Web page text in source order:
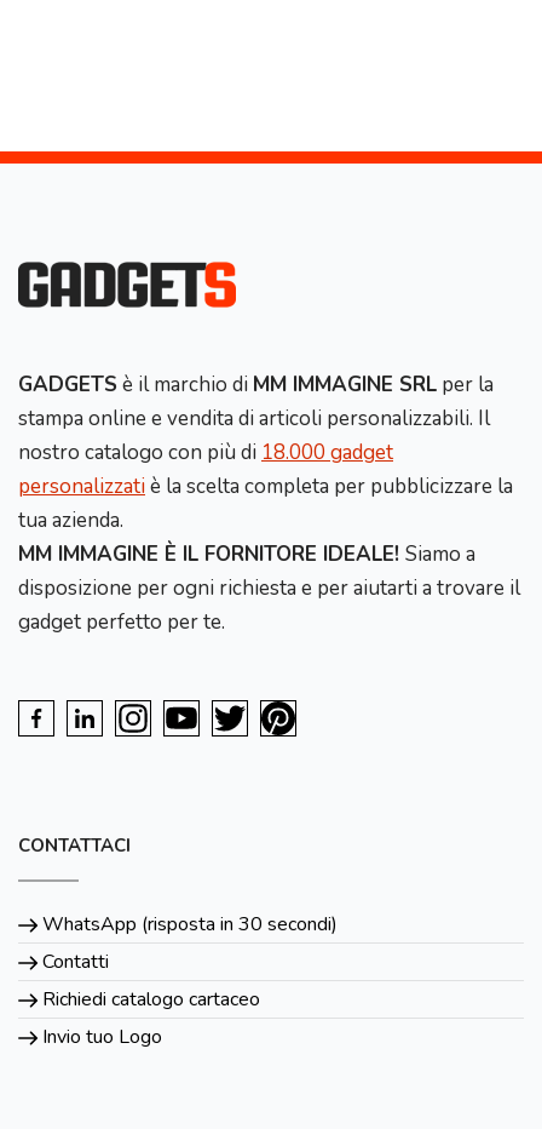
GADGETS è il marchio di MM IMMAGINE SRL per la
stampa online e vendita di articoli personalizzabili. Il
nostro catalogo con più di 18.000 gadget
personalizzatiè la scelta completa per pubblicizzare la
tua azienda.
MM IMMAGINE È IL FORNITORE IDEALE! Siamo a
disposizione per ogni richiesta e per aiutarti a trovare il
gadget perfetto per te.
CONTATTACI
WhatsApp (risposta in 30 secondi)
Contatti
Richiedi catalogo cartaceo
Invio tuo Logo